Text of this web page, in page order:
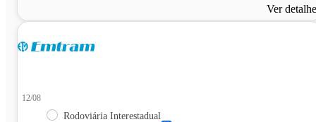
Ver
12/08
Rodoviária Interestadual